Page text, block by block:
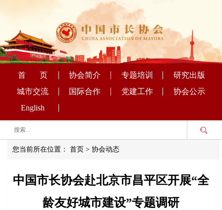
首 页 协会简介 专题培训
研究出版
城市交流
国际合作 党建工作
协会公示
English
您当前所在位置： 首页 > 协会动态
中国市长协会赴北京市昌平区开展“全
龄友好城市建设”专题调研